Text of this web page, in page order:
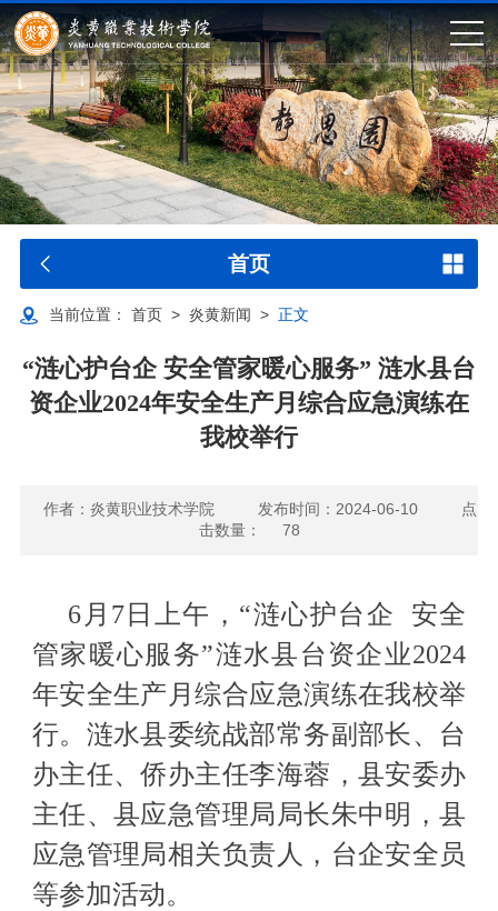
首页
当前位置： 首页> 炎黄新闻 > 正文
“涟心护台企 安全管家暖心服务” 涟水县台
资企业2024年安全生产月综合应急演练在
我校举行
作者：炎黄职业技术学院 发布时间：2024-06-10
点
击数量：
78
6月7日 上午 ， “涟心护台企 安全
管家暖心服务”涟水县台资企业2024
年安全生产月综合应急演练在我校举
行。涟水县委统战部常务副部长、台
办主任、侨办主任李海蓉，县安委办
主任、县应急管理局局长朱中明 ，县
应急管理局相关负责人， 台企安全员
等参加活动。